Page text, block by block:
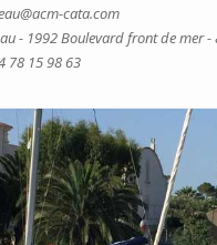
cata.com
- 1992 Boulevard front de mer -
78 15 98 63